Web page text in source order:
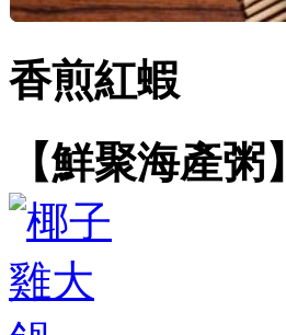
香煎紅蝦
【鮮聚海產粥】